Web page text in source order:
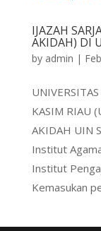
IJAZAH
AKIDAH) DI
by admin |
KASIM RIAU
AKIDAH UIN
Institut
Institut
Kemasukan